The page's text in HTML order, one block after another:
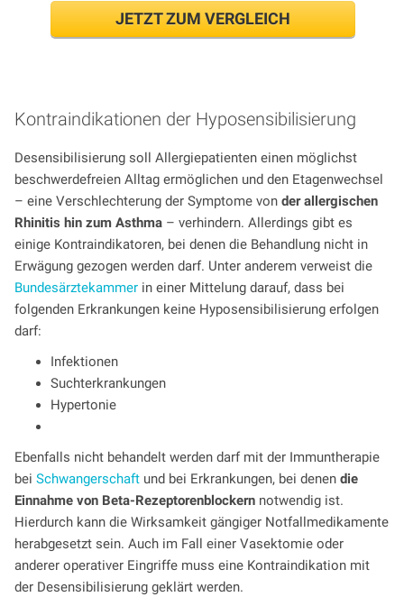
JETZT ZUM VERGLEICH
Kontraindikationen der Hyposensibilisierung
Desensibilisierung soll Allergiepatienten einen möglichst
beschwerdefreien Alltag ermöglichen und den Etagenwechsel
– eine Verschlechterung der Symptome von der allergischen
Rhinitis hin zum Asthma– verhindern. Allerdings gibt es
einige Kontraindikatoren, bei denen die Behandlung nicht in
Erwägung gezogen werden darf. Unter anderem verweist die
Bundesärztekammerin einer Mittelung darauf, dass bei
folgenden Erkrankungen keine Hyposensibilisierung erfolgen
darf:
Infektionen
Suchterkrankungen
Hypertonie
Ebenfalls nicht behandelt werden darf mit der Immuntherapie
bei Schwangerschaftund bei Erkrankungen, bei denen die
Einnahme von Beta-Rezeptorenblockernnotwendig ist.
Hierdurch kann die Wirksamkeit gängiger Notfallmedikamente
herabgesetzt sein. Auch im Fall einer Vasektomie oder
anderer operativer Eingriffe muss eine Kontraindikation mit
der Desensibilisierung geklärt werden.